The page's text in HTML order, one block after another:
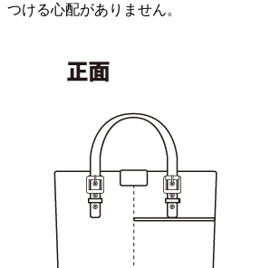
つける心配がありません。